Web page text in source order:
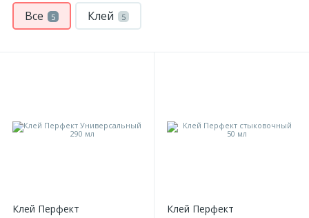
Все 5 Клей 5
Клей Перфект
Клей Перфект